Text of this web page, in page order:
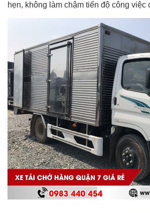
hẹn, không làm chậm tiến độ công việc